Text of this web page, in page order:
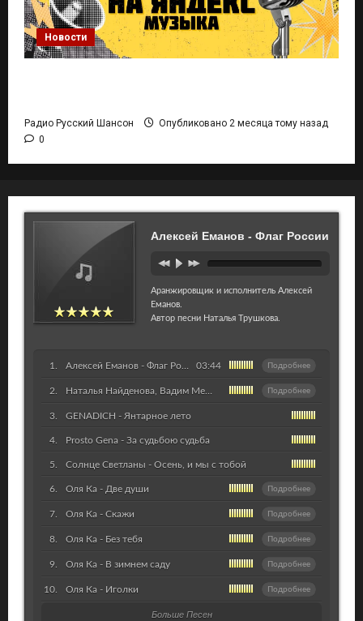
Новости
Радио Русский Шансон
Опубликовано 2 месяца тому назад
0
Алексей Еманов - Флаг России
Аранжировщик и исполнитель Алексей
Еманов.
Автор песни Наталья Трушкова.
03:44 Подробнее
Подробнее
GENADICH - Янтарное лето
Prosto Gena - За судьбою судьба
Солнце Светланы - Осень, и мы с тобой
Оля Ка - Две души Подробнее
Оля Ка - Скажи Подробнее
Оля Ка - Без тебя Подробнее
Оля Ка - В зимнем саду Подробнее
Оля Ка - Иголки Подробнее
Больше Песен